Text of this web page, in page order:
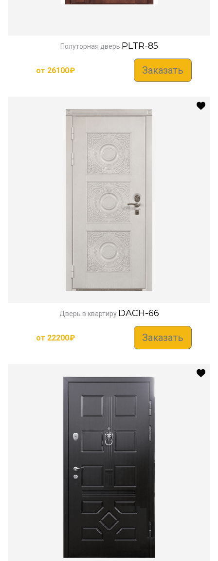
Полуторная дверь PLTR-85
от 26100₽ Заказать
Дверь в квартиру DACH-66
от 22200₽ Заказать